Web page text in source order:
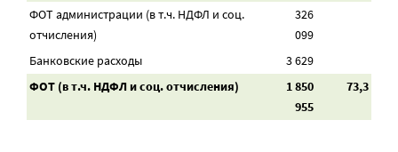
ФОТ администрации (в т.ч. НДФЛ и соц.
отчисления)
326
099
Банковские расходы
3 629
ФОТ (в т.ч. НДФЛ и соц. отчисления)
1 850
955
73,3